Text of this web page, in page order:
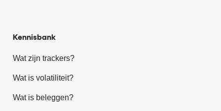
Kennisbank
Wat zijn trackers?
Wat is volatiliteit?
Wat is beleggen?